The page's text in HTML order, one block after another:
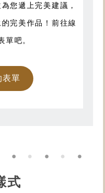
您遞上完美建議，
完美作品！前往線
單吧。
表單
式